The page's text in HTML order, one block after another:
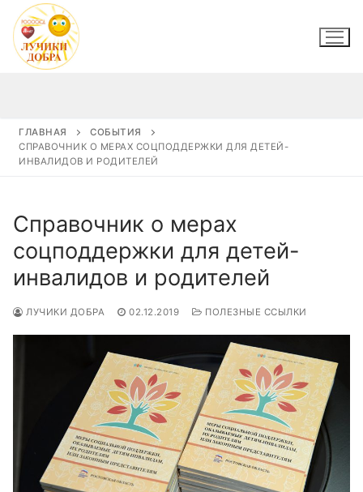
Перейти
содержимому
ГЛАВНАЯ
СОБЫТИЯ
СПРАВОЧНИК О МЕРАХ СОЦПОДДЕРЖКИ ДЛЯ ДЕТЕЙ-
ИНВАЛИДОВ И РОДИТЕЛЕЙ
Справочник о мерах
соцподдержки для детей-
инвалидов и родителей
ЛУЧИКИ ДОБРА 02.12.2019 ПОЛЕЗНЫЕ ССЫЛКИ